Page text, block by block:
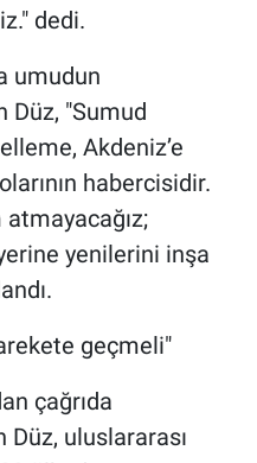
dedi.
umudun
Düz, "Sumud
Akdeniz’e
habercisidir.
atmayacağız;
yenilerini inşa
geçmeli"
çağrıda
Düz, uluslararası